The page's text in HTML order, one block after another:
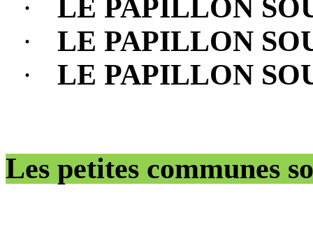
·
LE PAPILLON
·
LE PAPILLON
·
LE PAPILLON
Les petites communes